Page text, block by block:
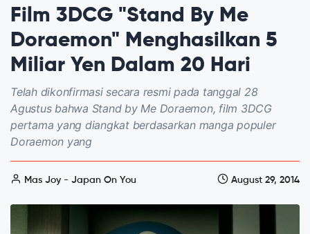
Film 3DCG "Stand By Me
Doraemon" Menghasilkan 5
Miliar Yen Dalam 20 Hari
Telah dikonfirmasi secara resmi pada tanggal 28
Agustus bahwa Stand by Me Doraemon, film 3DCG
pertama yang diangkat berdasarkan manga populer
Doraemon yang
Mas Joy - Japan On You August 29, 2014